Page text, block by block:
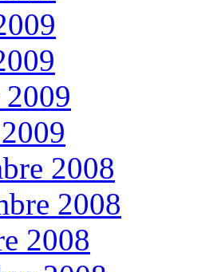
2009
2008
2008
2008